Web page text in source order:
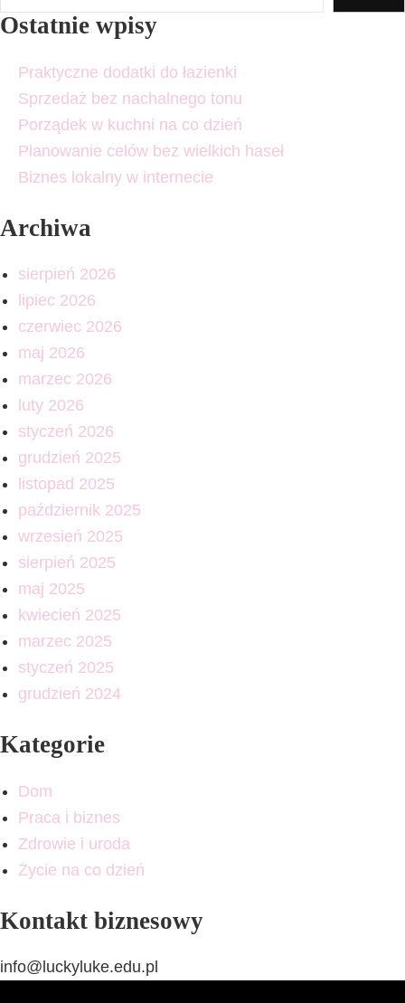
Ostatnie wpisy
Praktyczne dodatki do łazienki
Sprzedaż bez nachalnego tonu
Porządek w kuchni na co dzień
Planowanie celów bez wielkich haseł
Biznes lokalny w internecie
Archiwa
sierpień 2026
lipiec 2026
czerwiec 2026
maj 2026
marzec 2026
luty 2026
styczeń 2026
grudzień 2025
listopad 2025
październik 2025
wrzesień 2025
sierpień 2025
maj 2025
kwiecień 2025
marzec 2025
styczeń 2025
grudzień 2024
Kategorie
Dom
Praca i biznes
Zdrowie i uroda
Życie na co dzień
Kontakt biznesowy
info@luckyluke.edu.pl